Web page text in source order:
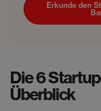
Erkunde den
Die 6
Überblick